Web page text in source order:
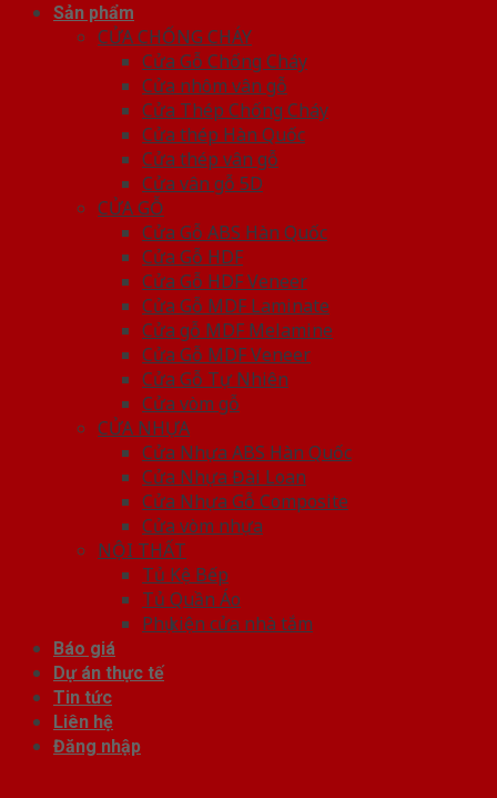
Sản phẩm
CỬA CHỐNG CHÁY
Cửa Gỗ Chống Cháy
Cửa nhôm vân gỗ
Cửa Thép Chống Cháy
Cửa thép Hàn Quốc
Cửa thép vân gỗ
Cửa vân gỗ 5D
CỬA GỖ
Cửa Gỗ ABS Hàn Quốc
Cửa Gỗ HDF
Cửa Gỗ HDF Veneer
Cửa Gỗ MDF Laminate
Cửa gỗ MDF Melamine
Cửa Gỗ MDF Veneer
Cửa Gỗ Tự Nhiên
Cửa vòm gỗ
CỬA NHỰA
Cửa Nhựa ABS Hàn Quốc
Cửa Nhựa Đài Loan
Cửa Nhựa Gỗ Composite
Cửa vòm nhựa
NỘI THẤT
Tủ Kệ Bếp
Tủ Quần Áo
Phụ kiện cửa nhà tắm
Báo giá
Dự án thực tế
Tin tức
Liên hệ
Đăng nhập